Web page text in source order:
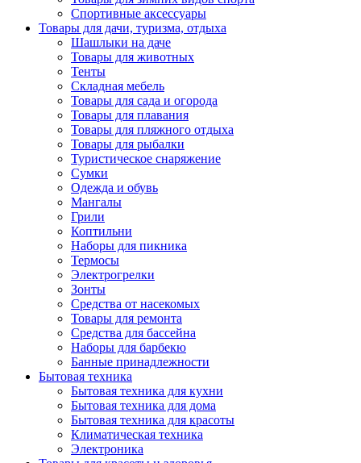
Спортивные аксессуары
Товары для дачи, туризма, отдыха
Шашлыки на даче
Товары для животных
Тенты
Складная мебель
Товары для сада и огорода
Товары для плавания
Товары для пляжного отдыха
Товары для рыбалки
Туристическое снаряжение
Сумки
Одежда и обувь
Мангалы
Грили
Коптильни
Наборы для пикника
Термосы
Электрогрелки
Зонты
Средства от насекомых
Товары для ремонта
Средства для бассейна
Наборы для барбекю
Банные принадлежности
Бытовая техника
Бытовая техника для кухни
Бытовая техника для дома
Бытовая техника для красоты
Климатическая техника
Электроника